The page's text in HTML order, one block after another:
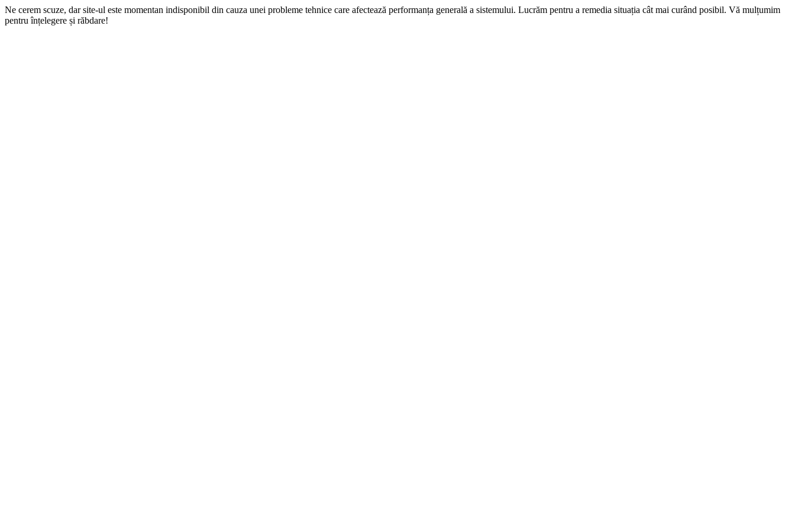
Ne cerem scuze, dar site-ul este momentan indisponibil din cauza unei probleme tehnice care afectează performanța generală a sistemului. Lucrăm pentru a remedia situația cât mai curând posibil. Vă mulțumim
pentru înțelegere și răbdare!